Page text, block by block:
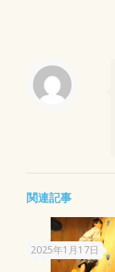
関連記事
2025年1月17日